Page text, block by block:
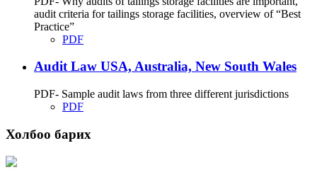
audit criteria for tailings storage facilities, overview of “Best
Practice”
PDF
Audit Law USA, Australia, New South Wales
PDF- Sample audit laws from three different jurisdictions
PDF
Холбоо барих